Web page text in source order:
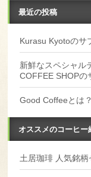
最近の投稿
Kurasu Kyotoのサ
新鮮なスペシャル
COFFEE SHOPの
Good Coffeeとは
オススメのコーヒー
土居珈琲 人気銘柄